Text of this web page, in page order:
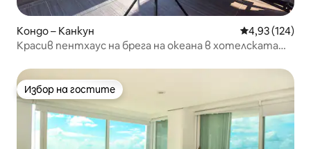
Кондо – Канкун Средна
4,93 (124)
Красив пентхаус на брега на океана в хотелската
Избор на гостите
Избор на гостите